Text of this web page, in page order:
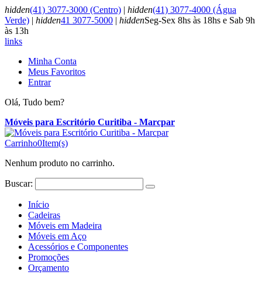
hidden(41) 3077-3000 (Centro) | hidden(41) 3077-4000 (Água
Verde) | hidden41 3077-5000 | hiddenSeg-Sex 8hs às 18hs e Sab 9h
às 13h
links
Minha Conta
Meus Favoritos
Entrar
Olá, Tudo bem?
Móveis para Escritório Curitiba - Marcpar
Carrinho0Item(s)
Nenhum produto no carrinho.
Buscar:
Início
Cadeiras
Móveis em Madeira
Móveis em Aço
Acessórios e Componentes
Promoções
Orçamento